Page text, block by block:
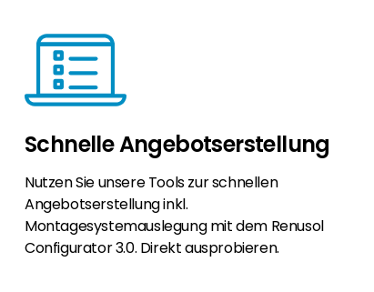
Schnelle Angebotserstellung
Nutzen Sie unsere Tools zur schnellen
Angebotserstellung inkl.
Montagesystemauslegung mit dem Renusol
Configurator 3.0. Direkt ausprobieren.